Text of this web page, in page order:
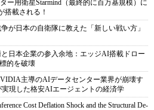
ー用衛星Starmind（最終的に百万基規模）に
搭載される！
が日本の自衛隊に教えた「新しい戦い方」
日本企業の参入余地：エッジAI搭載ドロー
的を破壊
主導のAIデータセンター業界が崩壊す
実現した格安AIエージェントの経済学
Cost Deflation Shock and the Structural De-